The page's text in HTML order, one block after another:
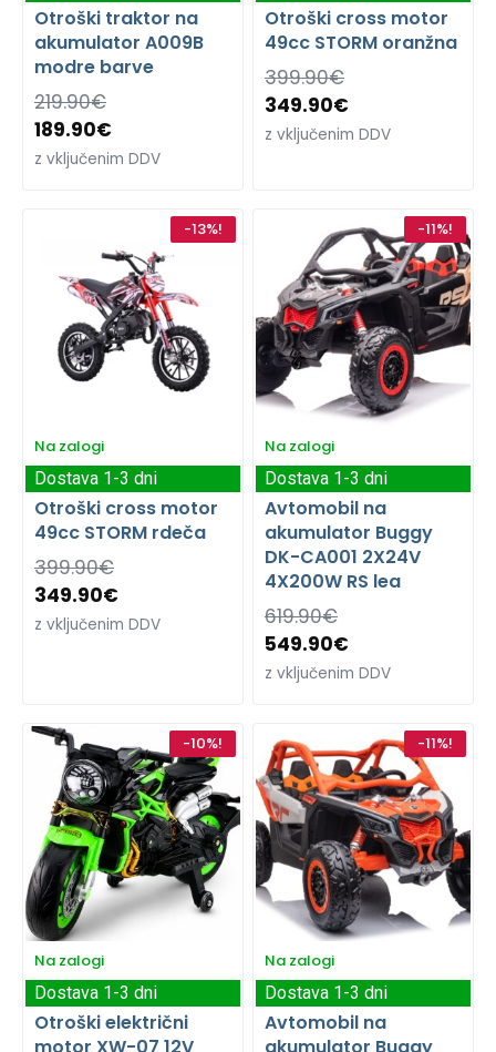
Otroški traktor na
akumulator A009B
modre barve
219.90€
189.90€
z vključenim DDV
Otroški cross motor
49cc STORM oranžna
399.90€
349.90€
z vključenim DDV
-13%!
Na zalogi
Otroški cross motor
49cc STORM rdeča
399.90€
349.90€
z vključenim DDV
Dostava 1-3 dni
-11%!
Na zalogi
Avtomobil na
akumulator Buggy
DK-CA001 2X24V
4X200W RS lea
619.90€
549.90€
z vključenim DDV
Dostava 1-3 dni
-10%!
Na zalogi
Otroški električni
motor XW-07 12V
Dostava 1-3 dni
-11%!
Na zalogi
Avtomobil na
akumulator Buggy
Dostava 1-3 dni